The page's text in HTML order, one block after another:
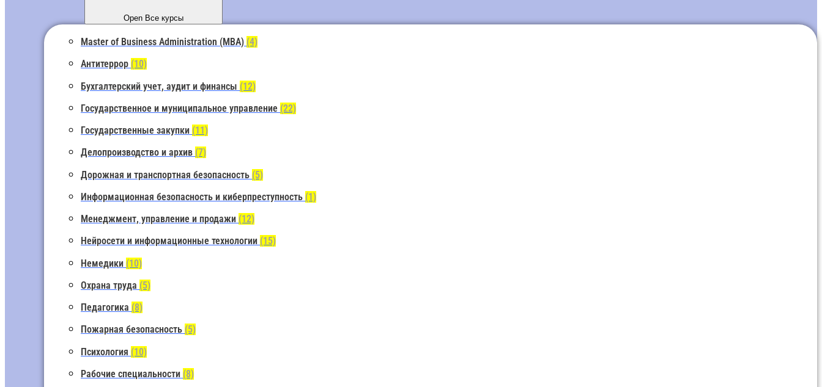
Open Все курсы
Master of Business Administration (MBA) (4)
Антитеррор (10)
Бухгалтерский учет, аудит и финансы (12)
Государственное и муниципальное управление (22)
Государственные закупки (11)
Делопроизводство и архив (7)
Дорожная и транспортная безопасность (5)
Информационная безопасность и киберпреступность (1)
Менеджмент, управление и продажи (12)
Нейросети и информационные технологии (15)
Немедики (10)
Охрана труда (5)
Педагогика (8)
Пожарная безопасность (5)
Психология (10)
Рабочие специальности (8)